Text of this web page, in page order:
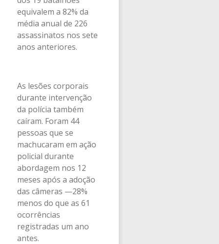
equivalem a 82% da
média anual de 226
assassinatos nos sete
anos anteriores.
As lesões corporais
durante intervenção
da polícia também
caíram. Foram 44
pessoas que se
machucaram em ação
policial durante
abordagem nos 12
meses após a adoção
das câmeras —28%
menos do que as 61
ocorrências
registradas um ano
antes.